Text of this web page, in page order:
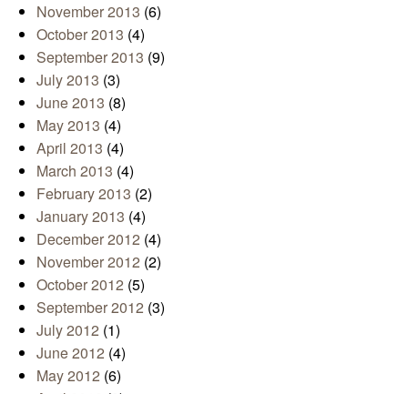
November 2013 (6)
October 2013 (4)
September 2013 (9)
July 2013 (3)
June 2013 (8)
May 2013 (4)
April 2013 (4)
March 2013 (4)
February 2013 (2)
January 2013 (4)
December 2012 (4)
November 2012 (2)
October 2012 (5)
September 2012 (3)
July 2012 (1)
June 2012 (4)
May 2012 (6)